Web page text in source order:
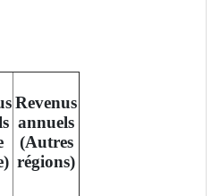
Revenus
annuels
(Autres
régions)